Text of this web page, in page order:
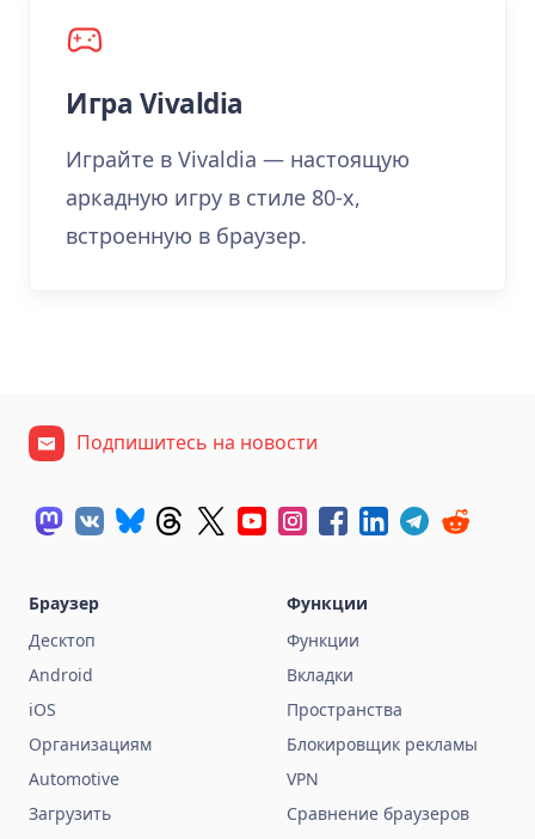
Игра Vivaldia
Играйте в Vivaldia — настоящую
аркадную игру в стиле 80-х,
встроенную в браузер.
Подпишитесь на новости
Браузер
Десктоп
Android
iOS
Организациям
Automotive
Загрузить
Функции
Функции
Вкладки
Пространства
Блокировщик рекламы
VPN
Сравнение браузеров